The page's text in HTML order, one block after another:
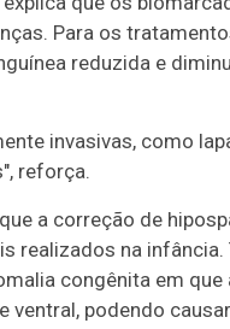
Para os
reduzida e
invasivas, como
reforça.
a correção de
realizados na
congênita em
ventral, podendo